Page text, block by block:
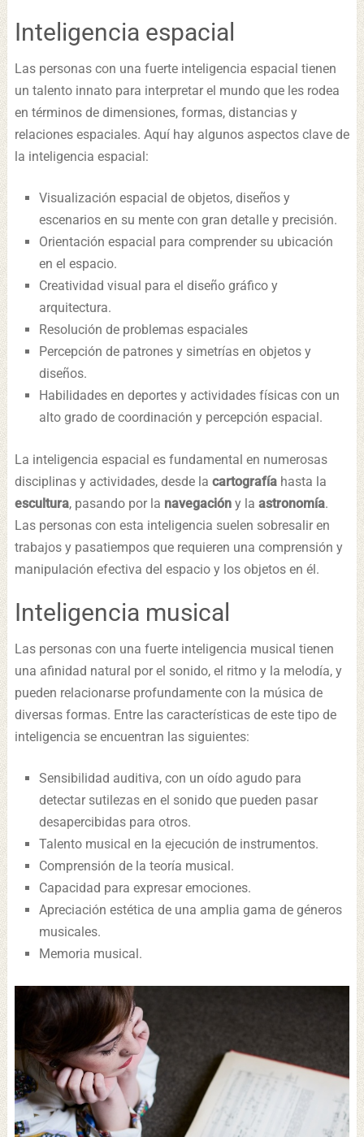
Inteligencia espacial
Las personas con una fuerte inteligencia espacial tienen
un talento innato para interpretar el mundo que les rodea
en términos de dimensiones, formas, distancias y
relaciones espaciales. Aquí hay algunos aspectos clave de
la inteligencia espacial:
Visualización espacial de objetos, diseños y
escenarios en su mente con gran detalle y precisión.
Orientación espacial para comprender su ubicación
en el espacio.
Creatividad visual para el diseño gráfico y
arquitectura.
Resolución de problemas espaciales
Percepción de patrones y simetrías en objetos y
diseños.
Habilidades en deportes y actividades físicas con un
alto grado de coordinación y percepción espacial.
La inteligencia espacial es fundamental en numerosas
disciplinas y actividades, desde la cartografía hasta la
escultura, pasando por la navegación y la astronomía.
Las personas con esta inteligencia suelen sobresalir en
trabajos y pasatiempos que requieren una comprensión y
manipulación efectiva del espacio y los objetos en él.
Inteligencia musical
Las personas con una fuerte inteligencia musical tienen
una afinidad natural por el sonido, el ritmo y la melodía, y
pueden relacionarse profundamente con la música de
diversas formas. Entre las características de este tipo de
inteligencia se encuentran las siguientes:
Sensibilidad auditiva, con un oído agudo para
detectar sutilezas en el sonido que pueden pasar
desapercibidas para otros.
Talento musical en la ejecución de instrumentos.
Comprensión de la teoría musical.
Capacidad para expresar emociones.
Apreciación estética de una amplia gama de géneros
musicales.
Memoria musical.